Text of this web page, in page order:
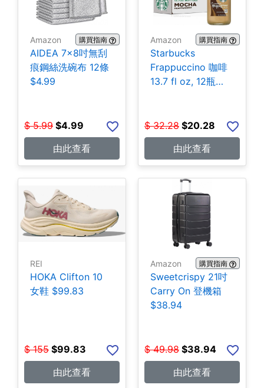
Amazon 購買指南
AIDEA 7×8吋無刮
痕鋼絲洗碗布 12條
$4.99
$ 5.99 $4.99
由此查看
Amazon 購買指南
Starbucks
Frappuccino 咖啡
13.7 fl oz, 12瓶
$ 32.28 $20.28
由此查看
REI
HOKA Clifton 10
女鞋 $99.83
$ 155 $99.83
由此查看
Amazon 購買指南
Sweetcrispy 21吋
Carry On 登機箱
$38.94
$ 49.98 $38.94
由此查看